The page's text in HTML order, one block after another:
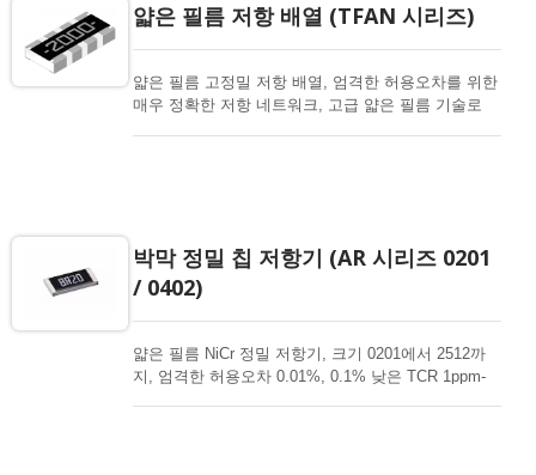
얇은 필름 저항 배열 (TFAN 시리즈)
얇은 필름 고정밀 저항 배열, 엄격한 허용오차를 위한
매우 정확한 저항 네트워크, 고급 얇은 필름 기술로
박막 정밀 칩 저항기 (AR 시리즈 0201
/ 0402)
얇은 필름 NiCr 정밀 저항기, 크기 0201에서 2512까
지, 엄격한 허용오차 0.01%, 0.1% 낮은 TCR 1ppm-